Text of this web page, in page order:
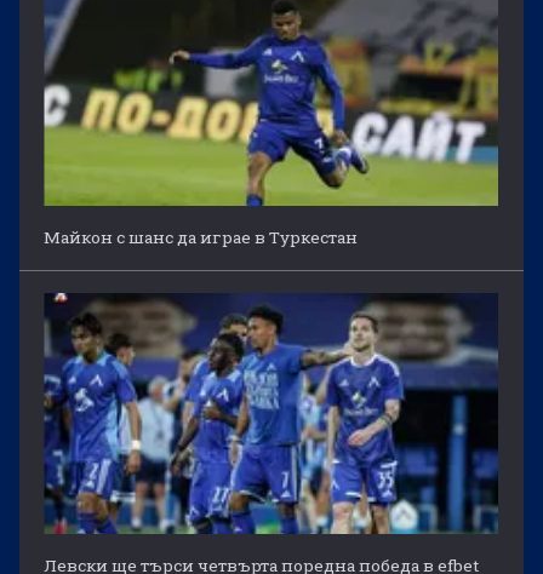
Майкон с шанс да играе в Туркестан
Левски ще търси четвърта поредна победа в efbet